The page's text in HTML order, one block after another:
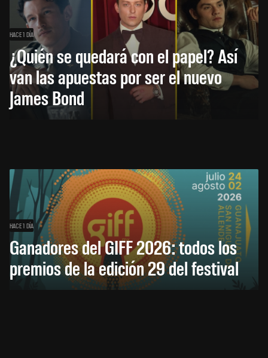
HACE 1 DÍA
¿Quién se quedará con el papel? Así
van las apuestas por ser el nuevo
James Bond
HACE 1 DÍA
Ganadores del GIFF 2026: todos los
premios de la edición 29 del festival